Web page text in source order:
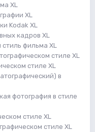
XL
XL
Kodak XL
кадров XL
фильма XL
стиле XL
стиле XL
в
фотография в стиле
стиле XL
стиле XL